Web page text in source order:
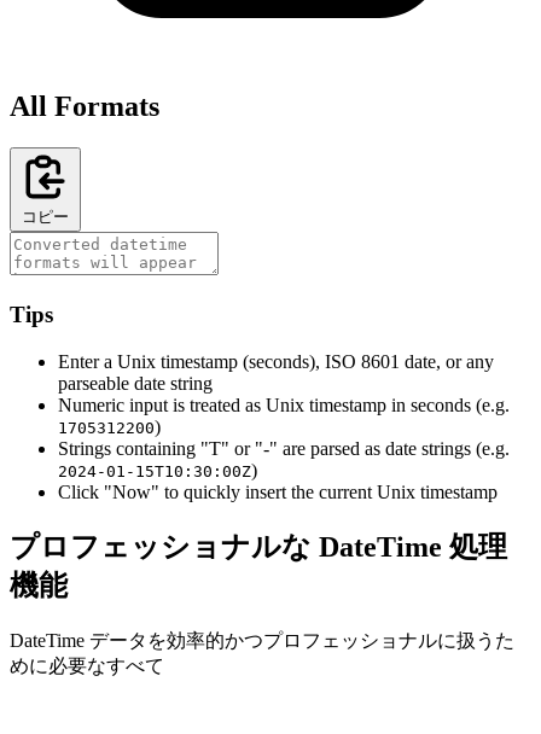
All Formats
コピー
Tips
Enter a Unix timestamp (seconds), ISO 8601 date, or any
parseable date string
Numeric input is treated as Unix timestamp in seconds (e.g.
1705312200)
Strings containing "T" or "-" are parsed as date strings (e.g.
2024-01-15T10:30:00Z)
Click "Now" to quickly insert the current Unix timestamp
プロフェッショナルな DateTime 処理
機能
DateTime データを効率的かつプロフェッショナルに扱うた
めに必要なすべて